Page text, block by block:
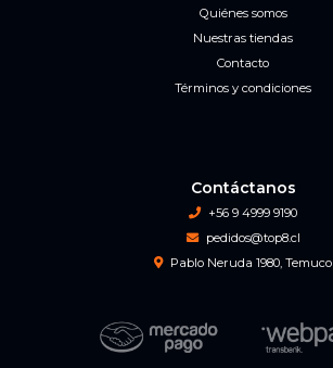
Quiénes somos
Nuestras tiendas
Contacto
Términos y condiciones
Contáctanos
+56 9 4999 9190
pedidos@top8.cl
Pablo Neruda 1980, Temuco